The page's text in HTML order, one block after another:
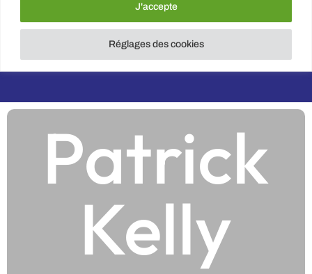
Réglages des cookies
J'accepte
TEL : 07 56 940 940
Patrick
Kelly